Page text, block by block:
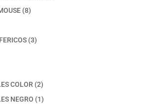
88
33
COLOR 22
productos
NEGRO 11